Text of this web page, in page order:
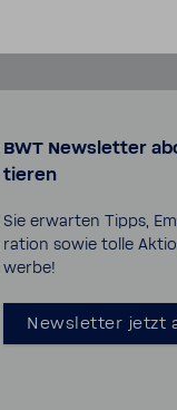
BWT News­letter
tieren
Sie erwarten Tipps,
ra­tion sowie tolle
werbe!
News­letter jetzt